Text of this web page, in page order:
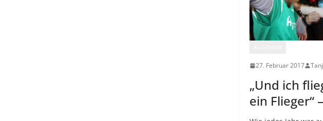
27. Februar 2017
„Und ich
ein Flieger“